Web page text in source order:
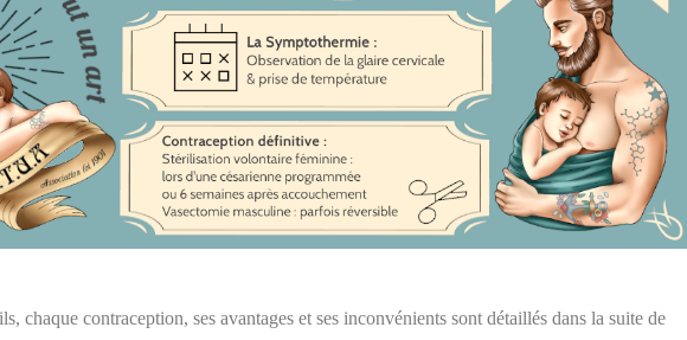
chaque contraception, ses avantages et ses inconvénients sont détaillés dans la suite de